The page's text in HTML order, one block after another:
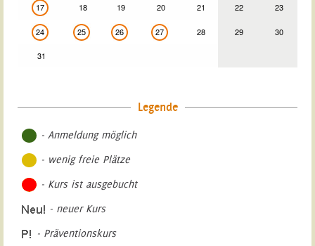
17 18 19 20 21 22 23
24 25 26 27 28 29 30
31
Legende
- Anmeldung möglich
- wenig freie Plätze
- Kurs ist ausgebucht
- neuer Kurs
- Präventionskurs